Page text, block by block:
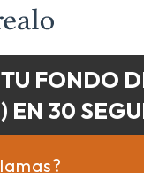
FONDO
EN 30